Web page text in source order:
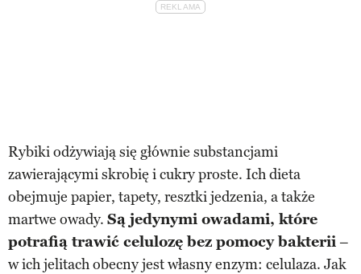
Rybiki odżywiają się głównie substancjami
zawierającymi skrobię i cukry proste. Ich dieta
obejmuje papier, tapety, resztki jedzenia, a także
martwe owady. Są jedynymi owadami, które
potrafią trawić celulozę bez pomocy bakterii–
w ich jelitach obecny jest własny enzym: celulaza. Jak